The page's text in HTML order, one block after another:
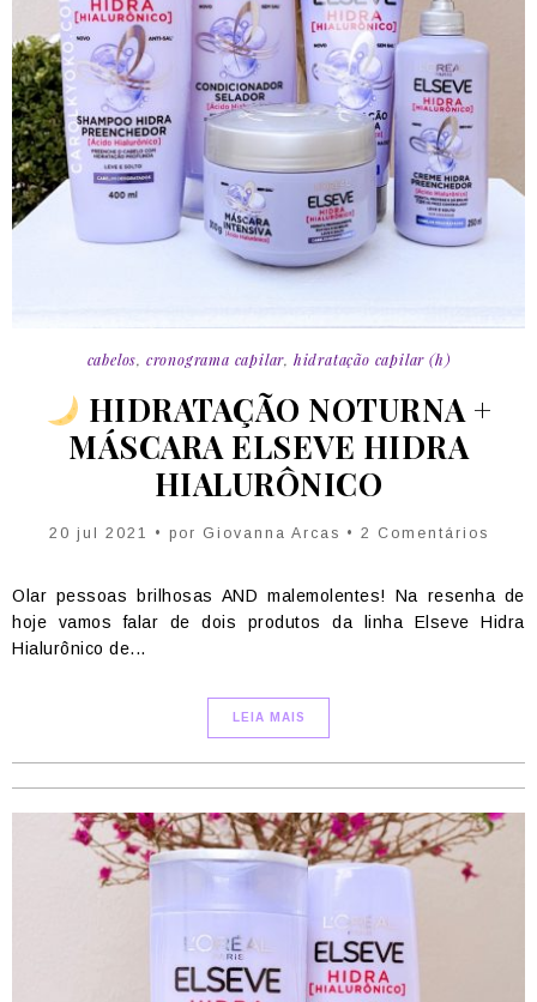
cabelos, cronograma capilar, hidratação capilar (h)
HIDRATAÇÃO NOTURNA +
MÁSCARA ELSEVE HIDRA
HIALURÔNICO
20 jul 2021 • por Giovanna Arcas • 2 Comentários
Olar pessoas brilhosas AND malemolentes! Na resenha de
hoje vamos falar de dois produtos da linha Elseve Hidra
Hialurônico de...
LEIA MAIS